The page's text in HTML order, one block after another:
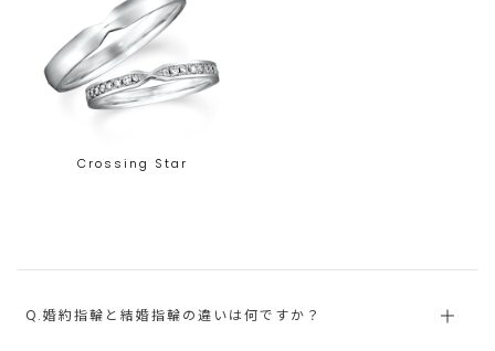
Crossing Star
Q.婚約指輪と結婚指輪の違いは何ですか？